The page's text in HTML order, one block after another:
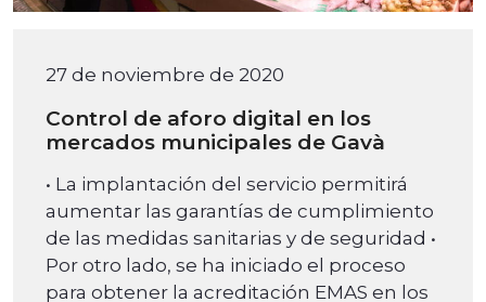
27 de noviembre de 2020
Control de aforo digital en los
mercados municipales de Gavà
• La implantación del servicio permitirá
aumentar las garantías de cumplimiento
de las medidas sanitarias y de seguridad •
Por otro lado, se ha iniciado el proceso
para obtener la acreditación EMAS en los